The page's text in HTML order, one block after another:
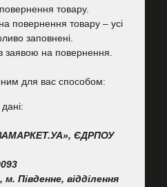
товару.
повернення товару – усі
заповнені.
заявою на повернення.
для вас способом:
ЄДРПОУ
Південне, відділення